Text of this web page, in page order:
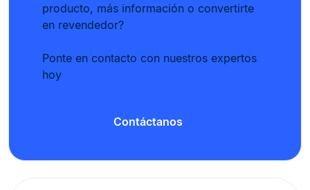
producto, más información o convertirte
en revendedor?
Ponte en contacto con nuestros expertos
hoy
Contáctanos